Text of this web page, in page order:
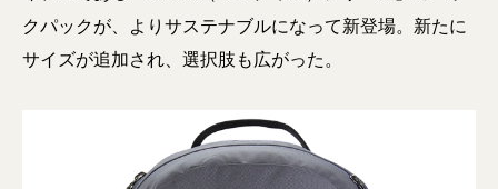
クパックが、よりサステナブルになって新登場。新たに
サイズが追加され、選択肢も広がった。